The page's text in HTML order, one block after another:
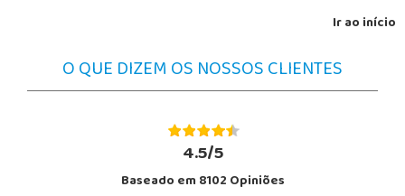
Ir ao início
O QUE DIZEM OS NOSSOS CLIENTES
4.5/5
Baseado em 8102 Opiniões